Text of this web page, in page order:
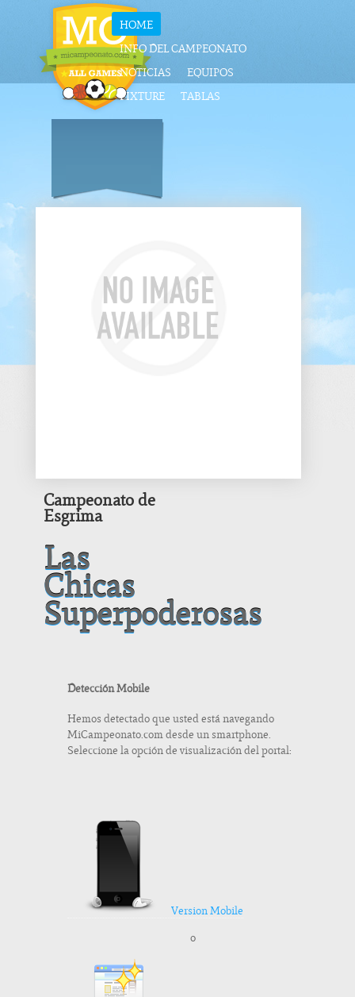
HOME
INFO DEL CAMPEONATO
NOTICIAS
EQUIPOS
FIXTURE
TABLAS
Campeonato de
Esgrima
Las
Chicas
Superpoderosas
Detección Mobile
Hemos detectado que usted está navegando
MiCampeonato.com desde un smartphone.
Seleccione la opción de visualización del portal:
Version Mobile
o